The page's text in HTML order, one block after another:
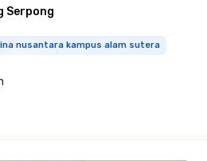
Serpong
nusantara kampus alam sutera